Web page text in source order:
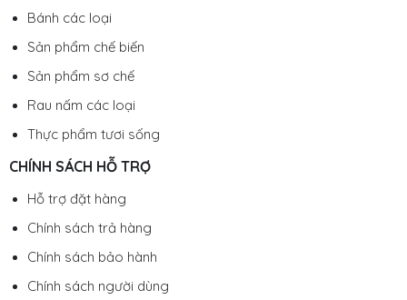
Bánh các loại
Sản phẩm chế biến
Sản phẩm sơ chế
Rau nấm các loại
Thực phẩm tươi sống
CHÍNH SÁCH HỖ TRỢ
Hỗ trợ đặt hàng
Chính sách trả hàng
Chính sách bảo hành
Chính sách người dùng